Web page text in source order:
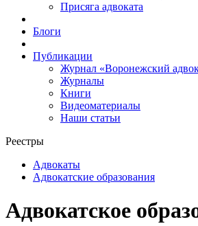
Присяга адвоката
Блоги
Публикации
Журнал «Воронежский
Журналы
Книги
Видеоматериалы
Наши статьи
Реестры
Адвокаты
Адвокатские образования
Адвокатское